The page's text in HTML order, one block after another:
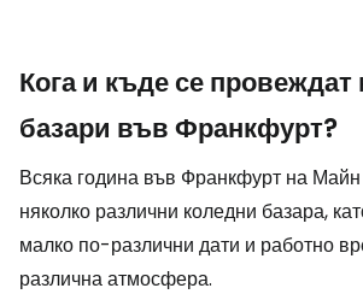
Кога и къде се провеждат
базари във Франкфурт?
Всяка година във Франкфурт на
няколко различни коледни базара,
малко по-различни дати и работно
различна атмосфера.